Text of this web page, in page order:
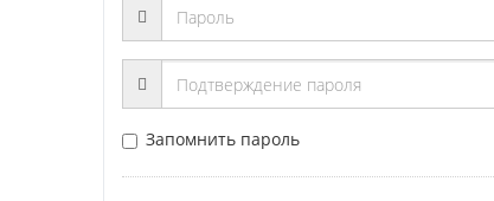
Запомнить пароль